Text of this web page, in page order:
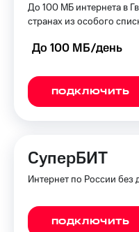
До 100 МБ интернета в
странах из особого
До 100 МБ/день
ПОДКЛЮЧИТЬ
СуперБИТ
Интернет по России без
ПОДКЛЮЧИТЬ